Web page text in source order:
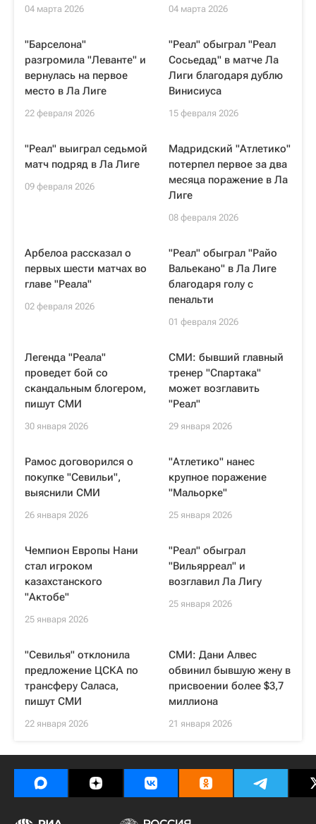
04 марта 2026 04 марта 2026
"Барселона"
разгромила "Леванте" и
вернулась на первое
место в Ла Лиге
22 февраля 2026
"Реал" обыграл "Реал
Сосьедад" в матче Ла
Лиги благодаря дублю
Винисиуса
15 февраля 2026
"Реал" выиграл седьмой
матч подряд в Ла Лиге
09 февраля 2026
Мадридский "Атлетико"
потерпел первое за два
месяца поражение в Ла
Лиге
08 февраля 2026
Арбелоа рассказал о
первых шести матчах во
главе "Реала"
02 февраля 2026
"Реал" обыграл "Райо
Вальекано" в Ла Лиге
благодаря голу с
пенальти
01 февраля 2026
Легенда "Реала"
проведет бой со
скандальным блогером,
пишут СМИ
30 января 2026
СМИ: бывший главный
тренер "Спартака"
может возглавить
"Реал"
29 января 2026
Рамос договорился о
покупке "Севильи",
выяснили СМИ
26 января 2026
"Атлетико" нанес
крупное поражение
"Мальорке"
25 января 2026
Чемпион Европы Нани
стал игроком
казахстанского
"Актобе"
25 января 2026
"Реал" обыграл
"Вильярреал" и
возглавил Ла Лигу
25 января 2026
"Севилья" отклонила
предложение ЦСКА по
трансферу Саласа,
пишут СМИ
22 января 2026
СМИ: Дани Алвес
обвинил бывшую жену в
присвоении более $3,7
миллиона
21 января 2026